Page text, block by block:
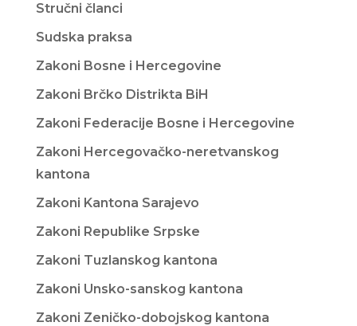
Stručni članci
Sudska praksa
Zakoni Bosne i Hercegovine
Zakoni Brčko Distrikta BiH
Zakoni Federacije Bosne i Hercegovine
Zakoni Hercegovačko-neretvanskog
kantona
Zakoni Kantona Sarajevo
Zakoni Republike Srpske
Zakoni Tuzlanskog kantona
Zakoni Unsko-sanskog kantona
Zakoni Zeničko-dobojskog kantona